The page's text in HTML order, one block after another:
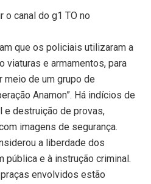
o canal do g1 TO no
que os policiais utilizaram a
viaturas e armamentos, para
meio de um grupo de
Anamon”. Há indícios de
e destruição de provas,
imagens de segurança.
a liberdade dos
pública e à instrução criminal.
envolvidos estão